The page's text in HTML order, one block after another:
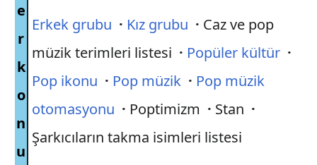
e
r
k
o
n
u
Erkek grubu · Kız grubu · Caz ve pop
müzik terimleri listesi · Popüler kültür ·
Pop ikonu · Pop müzik · Pop müzik
otomasyonu · Poptimizm · Stan ·
Şarkıcıların takma isimleri listesi